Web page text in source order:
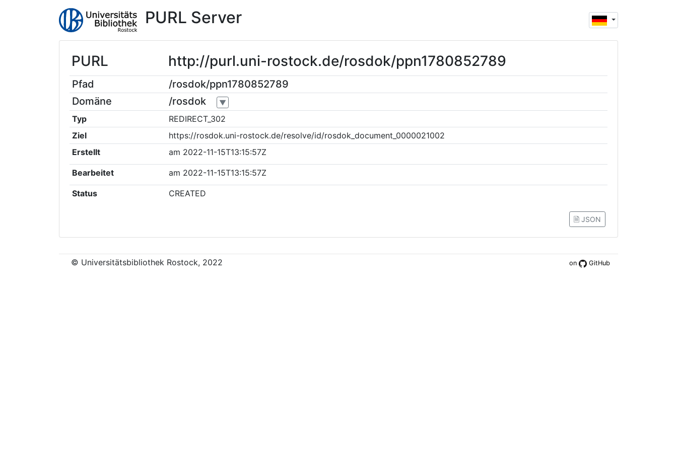
PURL Server
PURL http://purl.uni-rostock.de/rosdok/ppn1780852789
Pfad
/rosdok/ppn1780852789
Domäne
/rosdok ▼
Typ
REDIRECT_302
Ziel
https://rosdok.uni-rostock.de/resolve/id/rosdok_document_0000021002
Erstellt
am 2022-11-15T13:15:57Z
Bearbeitet am 2022-11-15T13:15:57Z
Status CREATED
🗎 JSON
on GitHub
© Universitätsbibliothek Rostock, 2022